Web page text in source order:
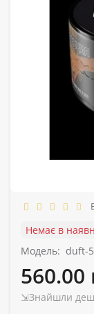
Немає в
Модель: duft-
560.00
⇲Знайшли